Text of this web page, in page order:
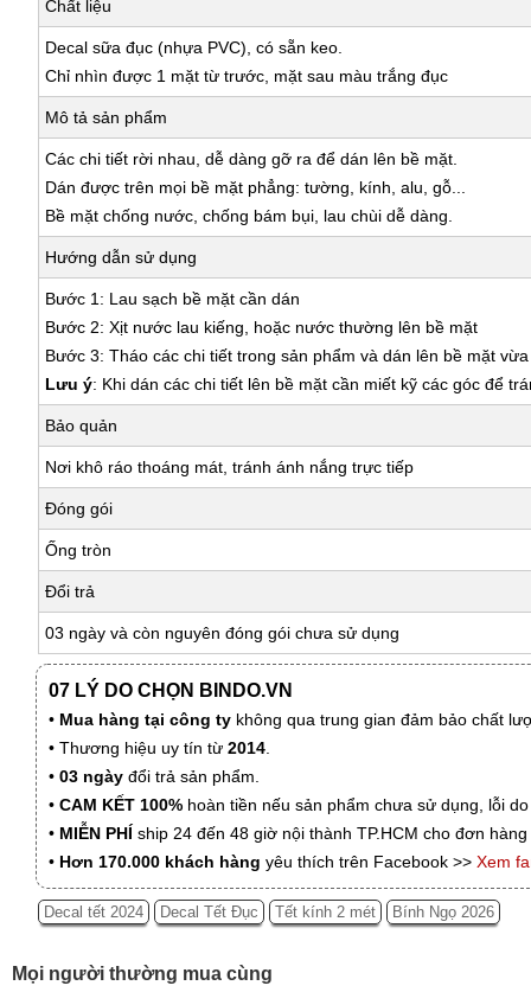
Chất liệu
Decal sữa đục (nhựa PVC), có sẵn keo.
Chỉ nhìn được 1 mặt từ trước, mặt sau màu trắng đục
Mô tả sản phẩm
Các chi tiết rời nhau, dễ dàng gỡ ra để dán lên bề mặt.
Dán được trên mọi bề mặt phẳng: tường, kính, alu, gỗ...
Bề mặt chống nước, chống bám bụi, lau chùi dễ dàng.
Hướng dẫn sử dụng
Bước 1: Lau sạch bề mặt cần dán
Bước 2: Xịt nước lau kiếng, hoặc nước thường lên bề mặt
Bước 3: Tháo các chi tiết trong sản phẩm và dán lên bề mặt
Lưu ý: Khi dán các chi tiết lên bề mặt cần miết kỹ các góc để
Bảo quản
Nơi khô ráo thoáng mát, tránh ánh nắng trực tiếp
Đóng gói
Ống tròn
Đổi trả
03 ngày và còn nguyên đóng gói chưa sử dụng
07 LÝ DO CHỌN BINDO.VN
• Mua hàng tại công ty không qua trung gian đảm bảo chất
• Thương hiệu uy tín từ 2014.
• 03 ngày đổi trả sản phẩm.
• CAM KẾT 100% hoàn tiền nếu sản phẩm chưa sử dụng, lỗi
• MIỄN PHÍ ship 24 đến 48 giờ nội thành TP.HCM cho đơn
• Hơn 170.000 khách hàng yêu thích trên Facebook >> Xem
Decal tết 2024 Decal Tết Đục Tết kính 2 mét Bính Ngọ 2026
Mọi người thường mua cùng